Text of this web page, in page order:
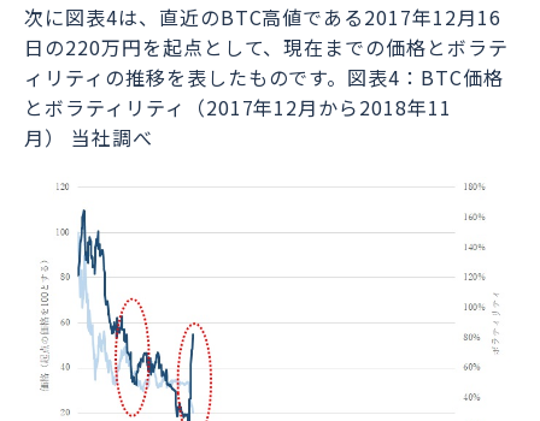
次に図表4は、直近のBTC高値である2017年12月16
日の220万円を起点として、現在までの価格とボラテ
ィリティの推移を表したものです。図表4：BTC価格
とボラティリティ（2017年12月から2018年11
月） 当社調べ